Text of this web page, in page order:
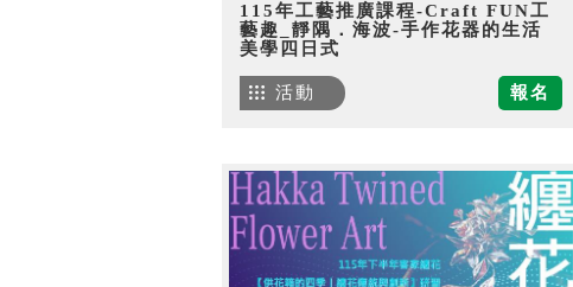
115年工藝推廣課程-Craft FUN工
藝趣_靜隅．海波-手作花器的生活
美學四日式
報名
活動